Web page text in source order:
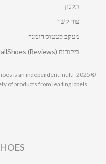
תקנון
צור קשר
מעקב סטטוס הזמנה
ביקורות MallShoes (Reviews)
is an independent multi-
of products from leading labels.